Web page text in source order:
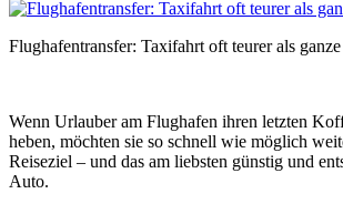
Flughafentransfer: Taxifahrt oft teurer als
Wenn Urlauber am Flughafen ihren letzten
heben, möchten sie so schnell wie möglich
Reiseziel – und das am liebsten günstig und
Auto.